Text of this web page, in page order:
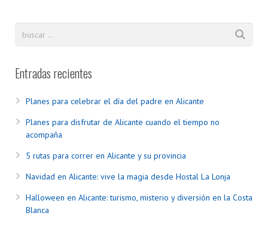
Entradas recientes
Planes para celebrar el día del padre en Alicante
Planes para disfrutar de Alicante cuando el tiempo no
acompaña
5 rutas para correr en Alicante y su provincia
Navidad en Alicante: vive la magia desde Hostal La Lonja
Halloween en Alicante: turismo, misterio y diversión en la Costa
Blanca